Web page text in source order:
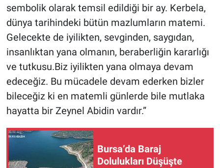
sembolik olarak temsil edildiği bir ay. Kerbela,
dünya tarihindeki bütün mazlumların matemi.
Gelecekte de iyilikten, sevginden, saygıdan,
insanlıktan yana olmanın, beraberliğin kararlığı
ve tutkusu.Biz iyilikten yana olmaya devam
edeceğiz. Bu mücadele devam ederken bizler
bileceğiz ki en matemli günlerde bile mutlaka
hayatta bir Zeynel Abidin vardır.”
Bursa’da Baraj
Dolulukları Düşüşte